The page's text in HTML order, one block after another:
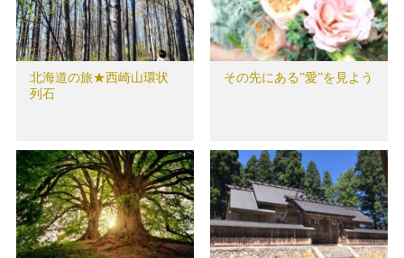
北海道の旅★西崎山環状
列石
その先にある”愛”を見よう